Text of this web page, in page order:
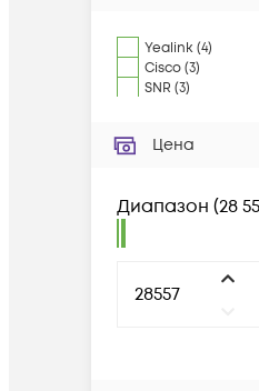
Yealink(4)
Cisco(3)
SNR (3)
Цена
Диапазон (28